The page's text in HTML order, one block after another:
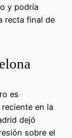
y podría
recta final de
es
en la
dejó
sobre el